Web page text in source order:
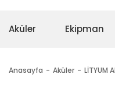
Aküler Ekipman
Anasayfa Aküler LİTYUM